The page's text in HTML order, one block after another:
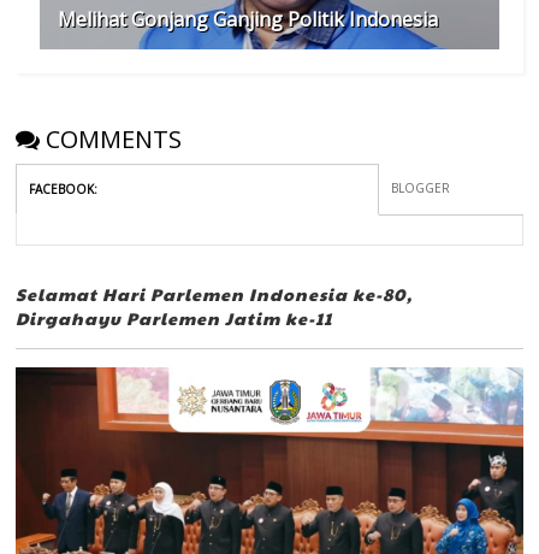
Melihat Gonjang Ganjing Politik Indonesia
COMMENTS
FACEBOOK: BLOGGER
Selamat Hari Parlemen Indonesia ke-80,
Dirgahayu Parlemen Jatim ke-11